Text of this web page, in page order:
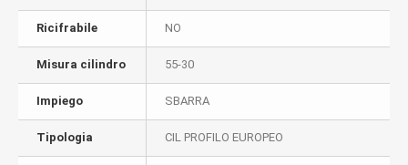
Ricifrabile NO
Misura cilindro 55-30
Impiego SBARRA
Tipologia CIL PROFILO EUROPEO